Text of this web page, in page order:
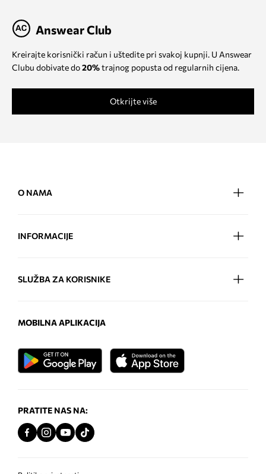
Answear Club
Kreirajte korisnički račun i uštedite pri svakoj kupnji. U Answear
Clubu dobivate do20%trajnog popusta od regularnih cijena.
Otkrijte više
O NAMA
INFORMACIJE
SLUŽBA ZA KORISNIKE
MOBILNA APLIKACIJA
PRATITE NAS NA: